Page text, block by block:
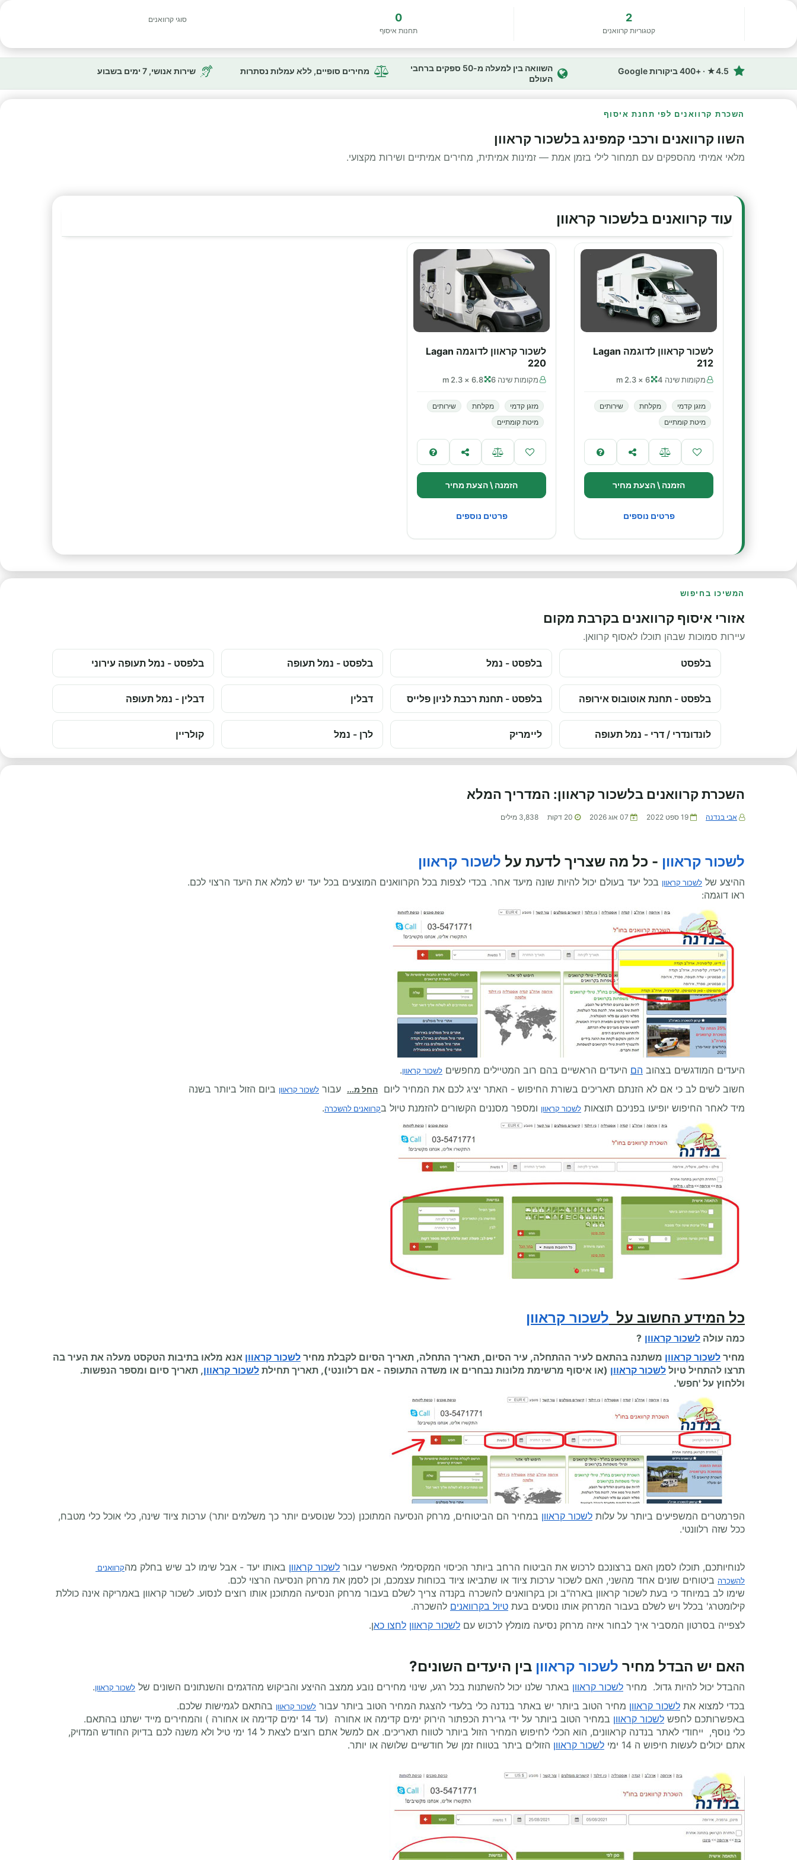
2
קטגוריות קרוואנים
0
תחנות איסוף
סוגי קרוואנים
4.5★ · +400 ביקורות Google
השוואה בין למעלה מ-50 ספקים ברחבי
העולם
מחירים סופיים, ללא עמלות נסתרות שירות אנושי, 7 ימים בשבוע
השכרת קרוואנים לפי תחנת איסוף
השוו קרוואנים ורכבי קמפינג בלשכור קראוון
מלאי אמיתי מהספקים עם תמחור לילי בזמן אמת — זמינות אמיתית, מחירים אמיתיים ושירות מקצועי.
עוד קרוואנים בלשכור קראוון
לשכור קראוון לדוגמה Lagan
212
מקומות שינה 4 6 × 2.3 m
מזגן קדמי מקלחת
שירותים
מיטת קומתיים
הזמנה \ הצעת מחיר
פרטים נוספים
לשכור קראוון לדוגמה Lagan
220
מקומות שינה 6 6.8 × 2.3 m
מזגן קדמי מקלחת
שירותים
מיטת קומתיים
הזמנה \ הצעת מחיר
פרטים נוספים
המשיכו בחיפוש
אזורי איסוף קרוואנים בקרבת מקום
עיירות סמוכות שבהן תוכלו לאסוף קרוואן.
בלפסט בלפסט - נמל בלפסט - נמל תעופה בלפסט - נמל תעופה עירוני
בלפסט - תחנת אוטובוס אירופה בלפסט - תחנת רכבת לניון פלייס דבלין דבלין - נמל תעופה
לונדונדרי / דרי - נמל תעופה ליימריק לרן - נמל קולריין
השכרת קרוואנים בלשכור קראוון: המדריך המלא
אבי בנדנה 19 ספט 2022 07 אוג 2026 20 דקות 3,838 מילים
לשכור קראוון - כל מה שצריך לדעת על לשכור קראוון
ההיצע של לשכור קראוון בכל יעד בעולם יכול להיות שונה מיעד אחר. בכדי לצפות בכל הקרוואנים המוצעים בכל יעד יש למלא את היעד הרצוי לכם.
ראו דוגמה:
היעדים המודגשים בצהוב הם היעדים הראשיים בהם רוב המטיילים מחפשים לשכור קראוון.
חשוב לשים לב כי אם לא הזנתם תאריכים בשורת החיפוש - האתר יציג לכם את המחיר ליום החל מ... עבור לשכור קראוון ביום הזול ביותר בשנה
מיד לאחר החיפוש יופיעו בפניכם תוצאות לשכור קראוון ומספר מסננים הקשורים להזמנת טיול בקרוואנים להשכרה.
כל המידע החשוב על לשכור קראוון
כמה עולה לשכור קראוון ?
מחיר לשכור קראוון משתנה בהתאם לעיר ההתחלה, עיר הסיום, תאריך התחלה, תאריך הסיום לקבלת מחיר לשכור קראוון אנא מלאו בתיבות הטקסט מעלה את העיר בה
תרצו להתחיל טיול לשכור קראוון (או איסוף מרשימת מלונות נבחרים או משדה התעופה - אם רלוונטי), תאריך תחילת לשכור קראוון, תאריך סיום ומספר הנפשות.
וללחוץ על 'חפש'.
הפרמטרים המשפיעים ביותר על עלות לשכור קראוון במחיר הם הביטוחים, מרחק הנסיעה המתוכנן (ככל שנוסעים יותר כך משלמים יותר) ערכות ציוד שינה, כלי אוכל כלי מטבח,
ככל שזה רלוונטי.
לנוחיותכם, תוכלו לסמן האם ברצונכם לרכוש את הביטוח הרחב ביותר הכיסוי המקסימלי האפשרי עבור לשכור קראוון באותו יעד - אבל שימו לב שיש בחלק מה
להשכרה ביטוחים שונים אחד מהשני, האם לשכור ערכות ציוד או שתביאו ציוד בכוחות עצמכם, וכן לסמן את מרחק הנסיעה הרצוי לכם.
שימו לב במיוחד כי בעת לשכור קראוון בארה"ב וכן בקרוואנים להשכרה בקנדה צריך לשלם בעבור מרחק הנסיעה המתוכנן אותו רוצים לנסוע. לשכור קראוון באמריקה אינה כוללת
קילומטרג' בכלל ויש לשלם בעבור המרחק אותו נוסעים בעת טיול בקרוואנים להשכרה.
לצפייה בסרטון המסביר איך לבחור איזה מרחק נסיעה מומלץ לרכוש עם לשכור קראוון לחצו כאן.
האם יש הבדל מחיר לשכור קראוון בין היעדים השונים?
ההבדל יכול להיות גדול. מחיר לשכור קראוון באתר שלנו יכול להשתנות בכל רגע, שינוי מחירים נובע ממצב ההיצע והביקוש מהדגמים והשנתונים השונים של לשכור קראוון.
בכדי למצוא את לשכור קראוון מחיר הטוב ביותר יש באתר בנדנה כלי בלעדי להצגת המחיר הטוב ביותר עבור לשכור קראוון בהתאם לגמישות שלכם.
באפשרותכם לחפש לשכור קראוון במחיר הטוב ביותר על ידי גרירת הכפתור הירוק ימים קדימה או אחורה (עד 14 ימים קדימה או אחורה ) והמחירים מייד ישתנו בהתאם.
כלי נוסף, ייחודי לאתר בנדנה קראוונים, הוא הכלי לחיפוש המחיר הזול ביותר לטווח תאריכים. אם למשל אתם רוצים לצאת ל 14 ימי טיל ולא משנה לכם בדיוק החודש המדויק,
אתם יכולים לעשות חיפוש ה 14 ימי
לשכור קראוון הזולים ביתר בטווח זמן של חודשיים שלושה או יותר.